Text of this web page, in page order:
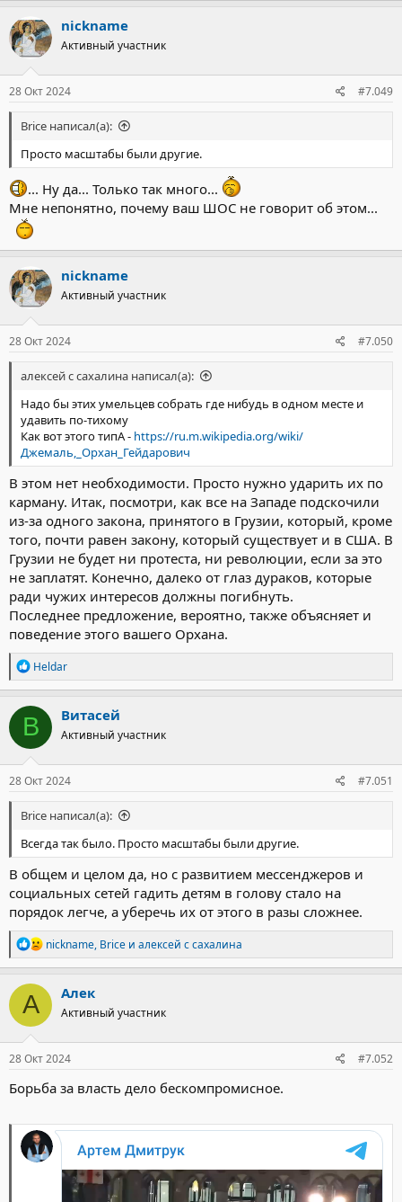
nickname
Активный участник
28 Окт 2024 #7.049
Brice написал(а):
Просто масштабы были другие.
... Ну да... Только так много...
Мне непонятно, почему ваш ШОС не говорит об этом...
nickname
Активный участник
28 Окт 2024 #7.050
алексей с сахалина написал(а):
Надо бы этих умельцев собрать где нибудь в одном месте и
удавить по-тихому
Как вот этого типА - https://ru.m.wikipedia.org/wiki/
Джемаль,_Орхан_Гейдарович
В этом нет необходимости. Просто нужно ударить их по
карману. Итак, посмотри, как все на Западе подскочили
из-за одного закона, принятого в Грузии, который, кроме
того, почти равен закону, который существует и в США. В
Грузии не будет ни протеста, ни революции, если за это
не заплатят. Конечно, далеко от глаз дураков, которые
ради чужих интересов должны погибнуть.
Последнее предложение, вероятно, также объясняет и
поведение этого вашего Орхана.
Р
е
а
к
ц
и
и
:
Heldar
В Витасей
Активный участник
28 Окт 2024 #7.051
Brice написал(а):
Всегда так было. Просто масштабы были другие.
В общем и целом да, но с развитием мессенджеров и
социальных сетей гадить детям в голову стало на
порядок легче, а уберечь их от этого в разы сложнее.
Р
е
а
к
ц
и
:
nickname, Brice и алексей с сахалина
А Алек
Активный участник
28 Окт 2024 #7.052
Борьба за власть дело бескомпромисное.